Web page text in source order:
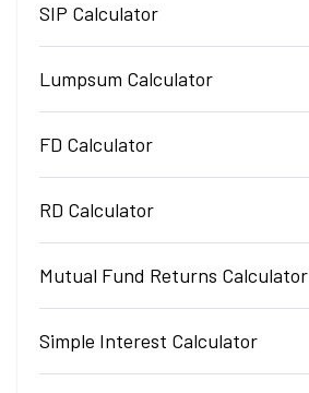
SIP Calculator
Lumpsum Calculator
FD Calculator
RD Calculator
Mutual Fund Returns Calculator
Simple Interest Calculator